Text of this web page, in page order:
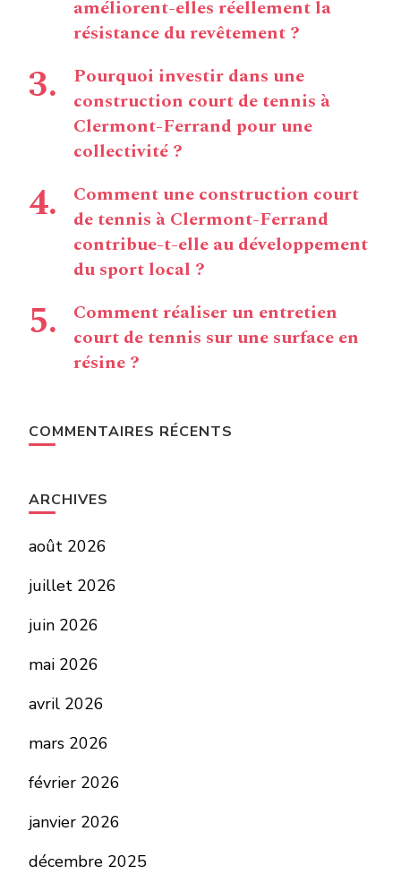
améliorent-elles réellement la
résistance du revêtement ?
Pourquoi investir dans une
construction court de tennis à
Clermont-Ferrand pour une
collectivité ?
Comment une construction court
de tennis à Clermont-Ferrand
contribue-t-elle au développement
du sport local ?
Comment réaliser un entretien
court de tennis sur une surface en
résine ?
COMMENTAIRES RÉCENTS
ARCHIVES
août 2026
juillet 2026
juin 2026
mai 2026
avril 2026
mars 2026
février 2026
janvier 2026
décembre 2025